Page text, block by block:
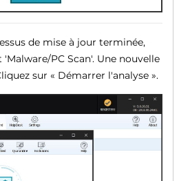
de mise à jour terminée,
PC Scan'. Une nouvelle
sur « Démarrer l'analyse ».